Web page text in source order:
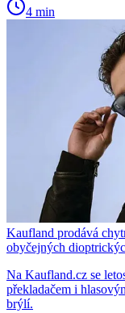
4 min
Kaufland prodává
obyčejných
Na Kaufland.cz se
překladačem i
brýlí.